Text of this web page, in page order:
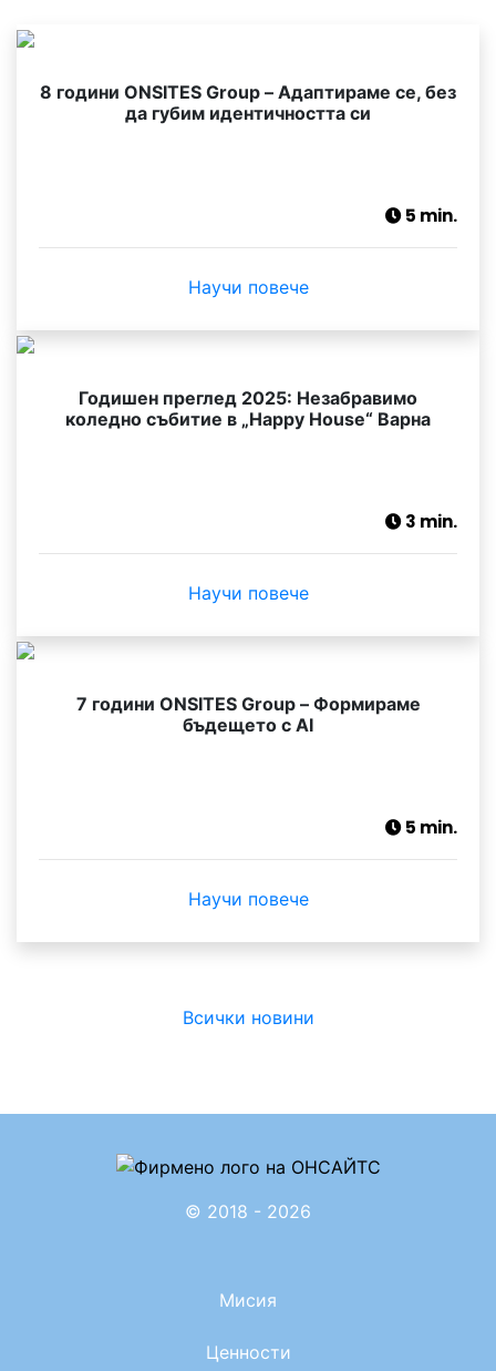
8 години ONSITES Group – Адаптираме се, без
да губим идентичността си
5 min.
Научи повече
Годишен преглед 2025: Незабравимо
коледно събитие в „Happy House“ Варна
3 min.
Научи повече
7 години ONSITES Group – Формираме
бъдещето с AI
5 min.
Научи повече
Всички новини
© 2018 - 2026
Мисия
Ценности